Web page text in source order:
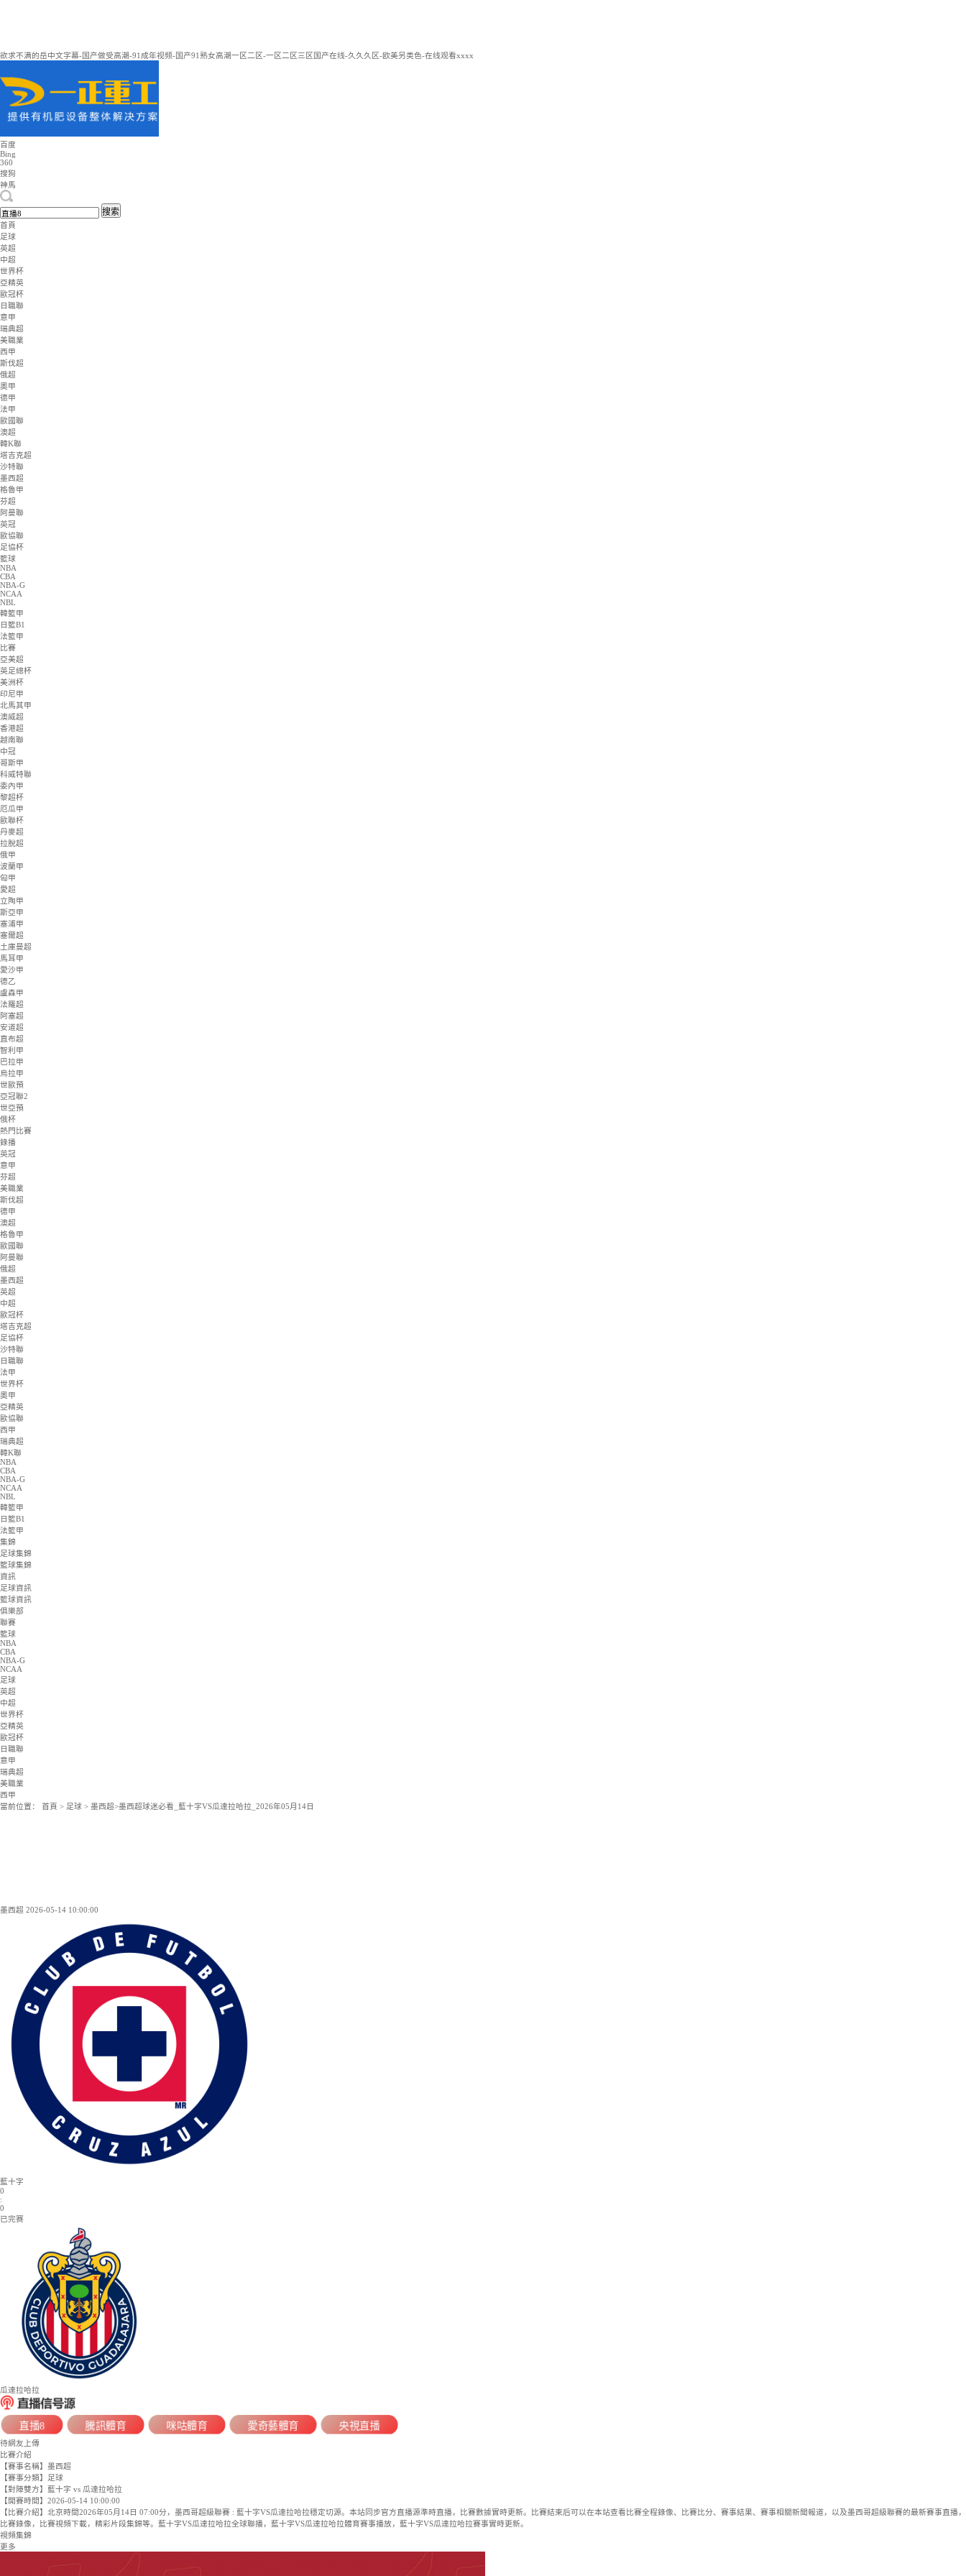
欲求不满的岳中文字幕-国产做受高潮-91成年视频-国产91熟女高潮一区二区-一区二区三区国产在线-久久久区-欧美另类色-在线观看xxxx
百度
Bing
360
搜狗
神馬
首頁
足球
英超
中超
世界杯
亞精英
歐冠杯
日職聯
意甲
瑞典超
美職業
西甲
斯伐超
俄超
奧甲
德甲
法甲
歐國聯
澳超
韓K聯
塔吉克超
沙特聯
墨西超
格魯甲
芬超
阿曼聯
英冠
歐協聯
足協杯
籃球
NBA
CBA
NBA-G
NCAA
NBL
韓籃甲
日籃B1
法籃甲
比賽
亞美超
英足總杯
美洲杯
印尼甲
北馬其甲
澳威超
香港超
越南聯
中冠
哥斯甲
科威特聯
委內甲
黎超杯
厄瓜甲
歐聯杯
丹麥超
拉脫超
俄甲
波蘭甲
匈甲
愛超
立陶甲
斯亞甲
塞浦甲
塞爾超
土庫曼超
馬耳甲
愛沙甲
德乙
盧森甲
法羅超
阿塞超
安道超
直布超
智利甲
巴拉甲
烏拉甲
世歐預
亞冠聯2
世亞預
俄杯
熱門比賽
錄播
英冠
意甲
芬超
美職業
斯伐超
德甲
澳超
格魯甲
歐國聯
阿曼聯
俄超
墨西超
英超
中超
歐冠杯
塔吉克超
足協杯
沙特聯
日職聯
法甲
世界杯
奧甲
亞精英
歐協聯
西甲
瑞典超
韓K聯
NBA
CBA
NBA-G
NCAA
NBL
韓籃甲
日籃B1
法籃甲
集錦
足球集錦
籃球集錦
資訊
足球資訊
籃球資訊
俱樂部
聯賽
世界杯
當前位置：首頁 >墨西超>墨西超球迷必看_藍十字VS瓜達拉哈拉_2026年05月14日
2026-05-14 10:00:00
藍十字
0
:
0
已完赛